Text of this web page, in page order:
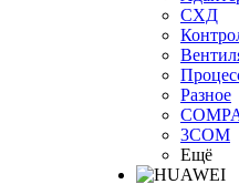
СХД
Разное
3COM
Ещё